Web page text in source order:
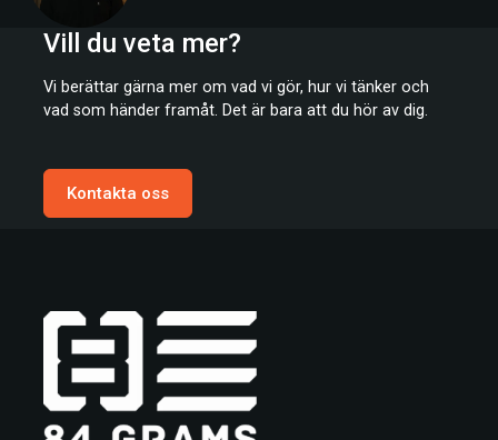
Vill du veta mer?
Vi berättar gärna mer om vad vi gör, hur vi tänker och
vad som händer framåt. Det är bara att du hör av dig.
Kontakta oss